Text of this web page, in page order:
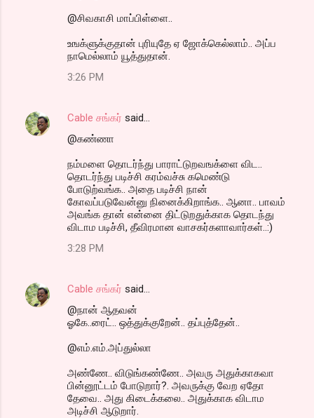
@சிவகாசி மாப்பிள்ளை..
உஙக்ளுக்குதான் புரியுதே ஏ ஜோக்கெல்லாம்.. அப்ப
நாமெல்லாம் யூத்துதான்.
3:26 PM
Cable சங்கர் said…
@கண்ணா
நம்மளை தொடர்ந்து பாராட்டுறவஙக்ளை விட..
தொடர்ந்து படிச்சி கரம்வச்சு கமெண்டு
போடுற்வங்க.. அதை படிச்சி நான்
கோவப்படுவேன்னு நினைக்கிறாங்க.. ஆனா.. பாவம்
அவங்க தான் என்னை திட்டுறதுக்காக தொடந்து
விடாம படிச்சி, தீவிரமான வாசகர்களாவார்கள்..:)
3:28 PM
Cable சங்கர் said…
@நான் ஆதவன்
ஓகே..ரைட்.. ஒத்துக்குறேன்.. தப்புத்தேன்..
@எம்.எம்.அப்துல்லா
அண்ணே.. விடுங்கண்ணே.. அவரு அதுக்காகவா
பின்னூட்டம் போடுறார்?. அவருக்கு வேற ஏதோ
தேவை.. அது கிடைக்கலை.. அதுக்காக விடாம
அடிச்சி ஆடுறார்.